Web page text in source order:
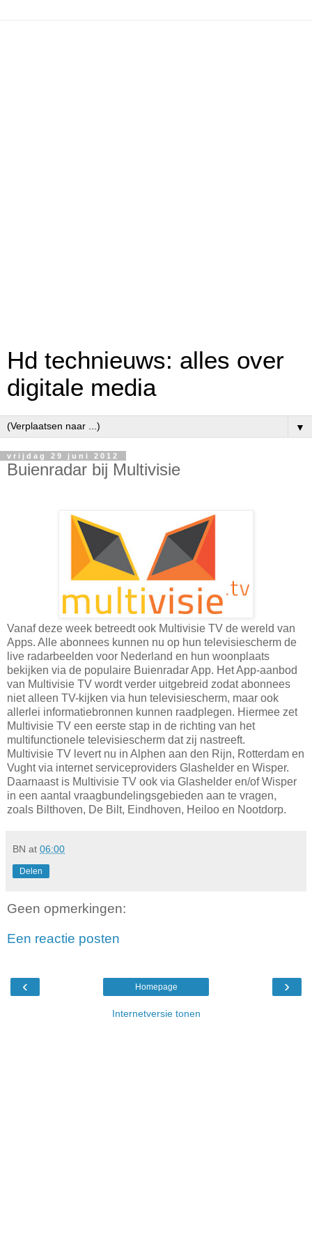
Hd technieuws: alles over
digitale media
▼
vrijdag 29 juni 2012
Buienradar bij Multivisie
Vanaf deze week betreedt ook Multivisie TV de wereld van
Apps. Alle abonnees kunnen nu op hun televisiescherm de
live radarbeelden voor Nederland en hun woonplaats
bekijken via de populaire Buienradar App. Het App-aanbod
van Multivisie TV wordt verder uitgebreid zodat abonnees
niet alleen TV-kijken via hun televisiescherm, maar ook
allerlei informatiebronnen kunnen raadplegen. Hiermee zet
Multivisie TV een eerste stap in de richting van het
multifunctionele televisiescherm dat zij nastreeft.
Multivisie TV levert nu in Alphen aan den Rijn, Rotterdam en
Vught via internet serviceproviders Glashelder en Wisper.
Daarnaast is Multivisie TV ook via Glashelder en/of Wisper
in een aantal vraagbundelingsgebieden aan te vragen,
zoals Bilthoven, De Bilt, Eindhoven, Heiloo en Nootdorp.
BN at 06:00
Delen
Geen opmerkingen:
Een reactie posten
‹ ›
Homepage
Internetversie tonen